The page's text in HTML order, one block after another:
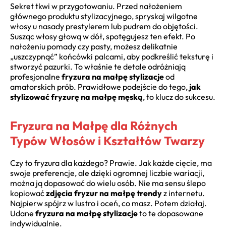
Sekret tkwi w przygotowaniu. Przed nałożeniem
głównego produktu stylizacyjnego, spryskaj wilgotne
włosy u nasady prestylerem lub pudrem do objętości.
Susząc włosy głową w dół, spotęgujesz ten efekt. Po
nałożeniu pomady czy pasty, możesz delikatnie
„uszczypnąć” końcówki palcami, aby podkreślić teksturę i
stworzyć pazurki. To właśnie te detale odróżniają
profesjonalne fryzura na małpę stylizacjeod
amatorskich prób. Prawidłowe podejście do tego, jak
stylizować fryzurę na małpę męską, to klucz do sukcesu.
Fryzura na Małpę dla Różnych
Typów Włosów i Kształtów Twarzy
Czy to fryzura dla każdego? Prawie. Jak każde cięcie, ma
swoje preferencje, ale dzięki ogromnej liczbie wariacji,
można ją dopasować do wielu osób. Nie ma sensu ślepo
kopiowaćzdjęcia fryzur na małpę trendyz internetu.
Najpierw spójrz w lustro i oceń, co masz. Potem działaj.
Udane fryzura na małpę stylizacjeto te dopasowane
indywidualnie.